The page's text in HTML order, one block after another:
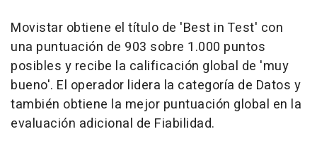
Movistar obtiene el título de 'Best in Test' con
una puntuación de 903 sobre 1.000 puntos
posibles y recibe la calificación global de 'muy
bueno'. El operador lidera la categoría de Datos y
también obtiene la mejor puntuación global en la
evaluación adicional de Fiabilidad.